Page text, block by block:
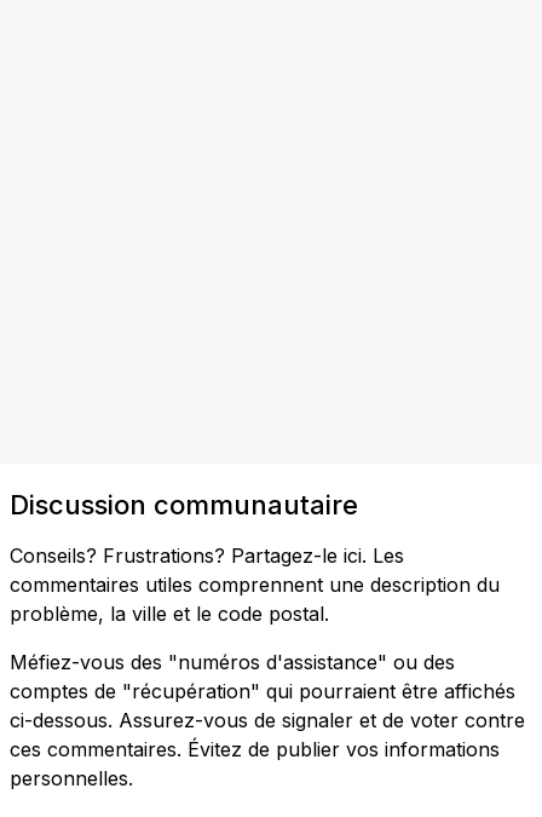
Discussion communautaire
Conseils? Frustrations? Partagez-le ici. Les
commentaires utiles comprennent une description du
problème, la ville et le code postal.
Méfiez-vous des "numéros d'assistance" ou des
comptes de "récupération" qui pourraient être affichés
ci-dessous. Assurez-vous de signaler et de voter contre
ces commentaires. Évitez de publier vos informations
personnelles.